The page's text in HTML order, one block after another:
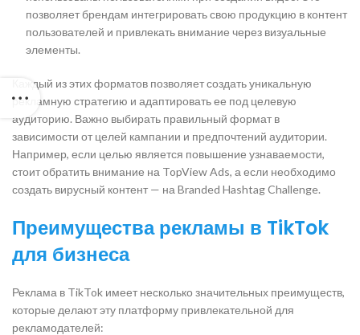
позволяет брендам интегрировать свою продукцию в контент
пользователей и привлекать внимание через визуальные
элементы.
Каждый из этих форматов позволяет создать уникальную
рекламную стратегию и адаптировать ее под целевую
аудиторию. Важно выбирать правильный формат в
зависимости от целей кампании и предпочтений аудитории.
Например, если целью является повышение узнаваемости,
стоит обратить внимание на TopView Ads, а если необходимо
создать вирусный контент — на Branded Hashtag Challenge.
Преимущества рекламы в TikTok
для бизнеса
Реклама в TikTok имеет несколько значительных преимуществ,
которые делают эту платформу привлекательной для
рекламодателей: